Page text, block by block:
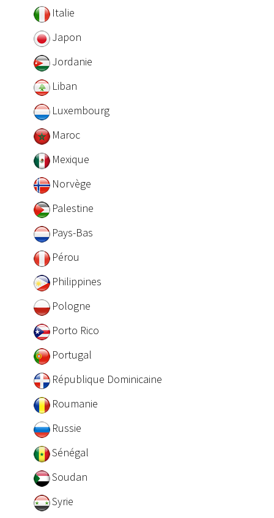
Italie
Japon
Jordanie
Liban
Luxembourg
Maroc
Mexique
Norvège
Palestine
Pays-Bas
Pérou
Philippines
Pologne
Porto Rico
Portugal
République Dominicaine
Roumanie
Russie
Sénégal
Soudan
Syrie